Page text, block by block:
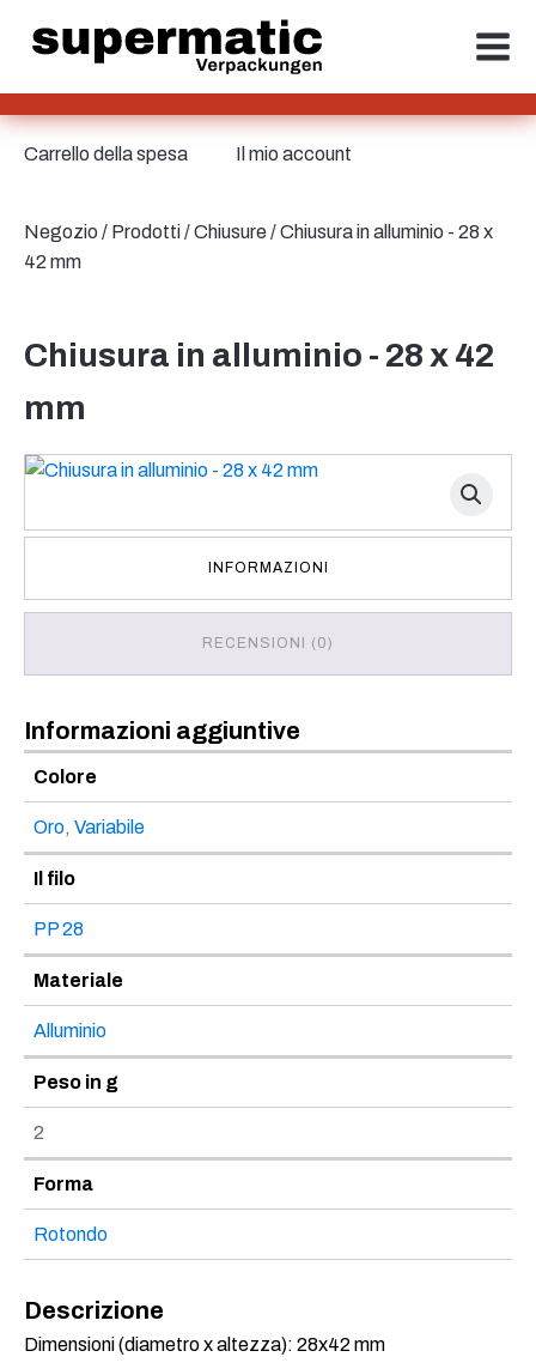
Negozio / Prodotti/Chiusure/ Chiusura in alluminio - 28 x
42 mm
Carrello della spesa Il mio account
Chiusura in alluminio - 28 x 42
mm
INFORMAZIONI
RECENSIONI (0)
Informazioni aggiuntive
Colore
Oro, Variabile
Il filo
PP 28
Materiale
Alluminio
Peso in g
2
Forma
Rotondo
Descrizione
Dimensioni (diametro x altezza): 28x42 mm